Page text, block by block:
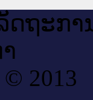
ຖະ​ກາ
2013